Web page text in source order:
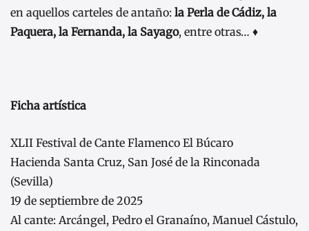
en aquellos carteles de antaño: la Perla de Cádiz, la
Paquera, la Fernanda, la Sayago, entre otras… ♦
Ficha artística
XLII Festival de Cante Flamenco El Búcaro
Hacienda Santa Cruz, San José de la Rinconada
(Sevilla)
19 de septiembre de 2025
Al cante: Arcángel, Pedro el Granaíno, Manuel Cástulo,